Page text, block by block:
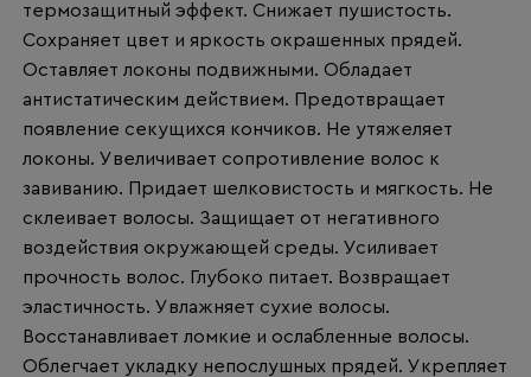
термозащитный эффект. Снижает пушистость.
Сохраняет цвет и яркость окрашенных прядей.
Оставляет локоны подвижными. Обладает
антистатическим действием. Предотвращает
появление секущихся кончиков. Не утяжеляет
локоны. Увеличивает сопротивление волос к
завиванию. Придает шелковистость и мягкость. Не
склеивает волосы. Защищает от негативного
воздействия окружающей среды. Усиливает
прочность волос. Глубоко питает. Возвращает
эластичность. Увлажняет сухие волосы.
Восстанавливает ломкие и ослабленные волосы.
Облегчает укладку непослушных прядей. Укрепляет